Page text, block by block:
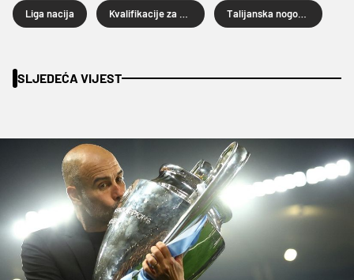
Liga nacija
SLJEDEĆA VIJEST